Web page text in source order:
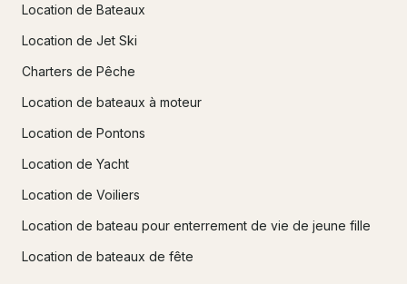
Location de Bateaux
Location de Jet Ski
Charters de Pêche
Location de bateaux à moteur
Location de Pontons
Location de Yacht
Location de Voiliers
Location de bateau pour enterrement de vie de jeune fille
Location de bateaux de fête